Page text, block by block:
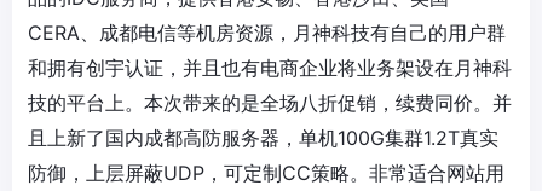
CERA、成都电信等机房资源，月神科技有自己的用户群
和拥有创宇认证，并且也有电商企业将业务架设在月神科
技的平台上。本次带来的是全场八折促销，续费同价。并
且上新了国内成都高防服务器，单机100G集群1.2T真实
防御，上层屏蔽UDP，可定制CC策略。非常适合网站用